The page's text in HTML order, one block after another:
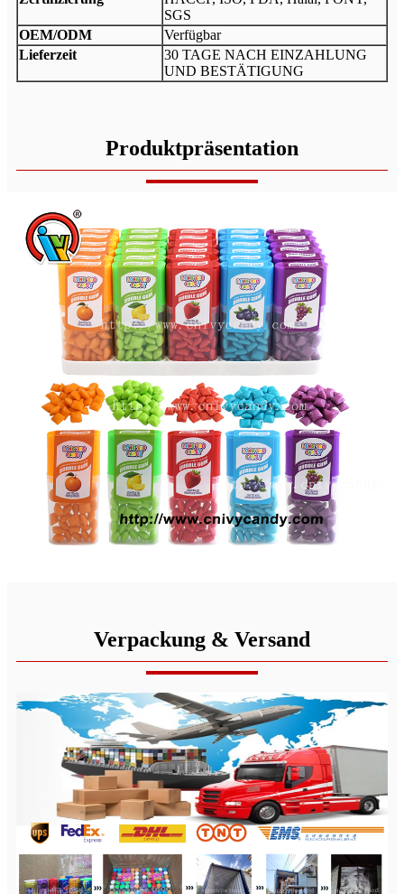
SGS
OEM/ODM
Verfügbar
Lieferzeit
30 TAGE NACH EINZAHLUNG
UND BESTÄTIGUNG
Produktpräsentation
Verpackung & Versand